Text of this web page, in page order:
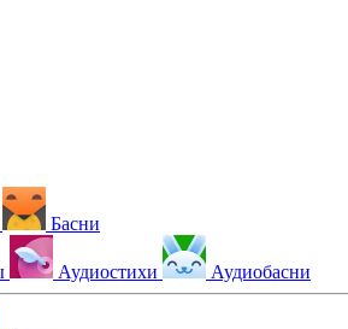
Басни
Аудиостихи Аудиобасни